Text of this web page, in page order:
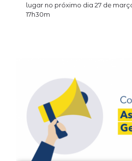
lugar no próximo dia 27 de
17h30m